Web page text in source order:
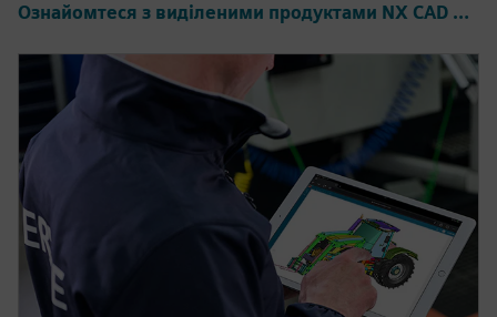
Ознайомтеся з виділеними продуктами NX CAD нижче або натисніть, щоб побачити всі товари